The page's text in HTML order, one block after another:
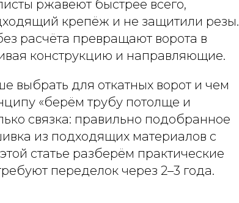
ржавеют быстрее всего,
крепёж и не защитили резы.
расчёта превращают ворота в
конструкцию и направляющие.
выбрать для откатных ворот и чем
«берём трубу потолще и
связка: правильно подобранное
из подходящих материалов с
статье разберём практические
переделок через 2–3 года.